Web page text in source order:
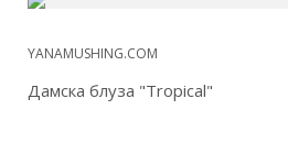
YANAMUSHING.COM
Дамска блуза "Tropical"